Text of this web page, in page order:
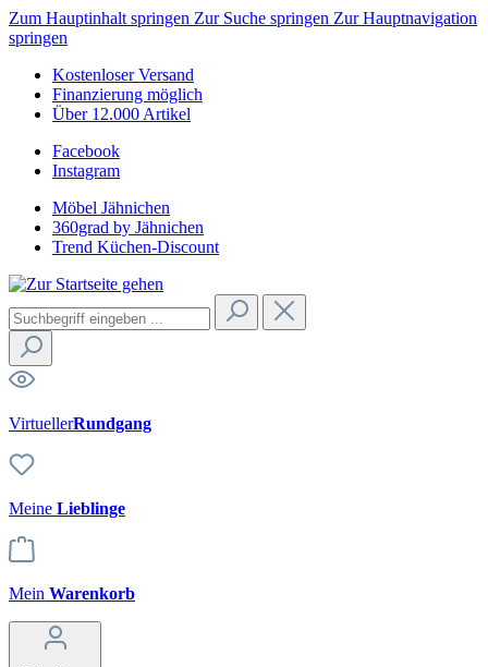
Zum Hauptinhalt springen Zur Suche springen Zur Hauptnavigation
springen
Kostenloser Versand
Finanzierung möglich
Über 12.000 Artikel
Facebook
Instagram
Möbel Jähnichen
360grad by Jähnichen
Trend Küchen-Discount
VirtuellerRundgang
Meine Lieblinge
Mein Warenkorb